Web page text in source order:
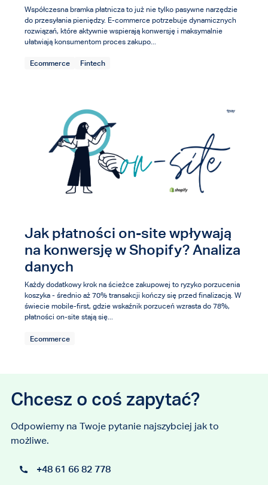
Współczesna bramka płatnicza to już nie tylko pasywne narzędzie
do przesyłania pieniędzy. E-commerce potrzebuje dynamicznych
rozwiązań, które aktywnie wspierają konwersję i maksymalnie
ułatwiają konsumentom proces zakupo...
Ecommerce Fintech
Jak płatności on-site wpływają
na konwersję w Shopify? Analiza
danych
Każdy dodatkowy krok na ścieżce zakupowej to ryzyko porzucenia
koszyka - średnio aż 70% transakcji kończy się przed finalizacją. W
świecie mobile-first, gdzie wskaźnik porzuceń wzrasta do 78%,
płatności on-site stają się...
Ecommerce
Chcesz o coś zapytać?
Odpowiemy na Twoje pytanie najszybciej jak to
możliwe.
+48 61 66 82 778